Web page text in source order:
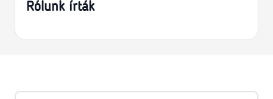
Rólunk írták